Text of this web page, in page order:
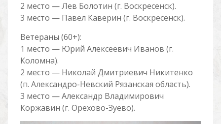
2 место — Лев Болотин (г. Воскресенск).
3 место — Павел Каверин (г. Воскресенск).
Ветераны (60+):
1 место — Юрий Алексеевич Иванов (г.
Коломна).
2 место — Николай Дмитриевич Никитенко
(п. Александро-Невский Рязанская область).
3 место — Александр Владимирович
Коржавин (г. Орехово-Зуево).